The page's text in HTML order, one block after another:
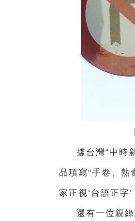
據台灣“中時
品項寫“手卷、熱
家正視‘台語正字
還有一位親